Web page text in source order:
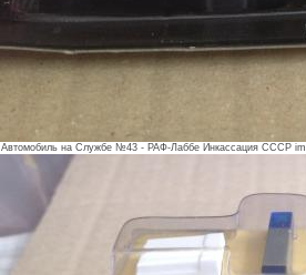
Автомобиль на Службе №43 - РАФ-Лаббе Инкассация СССР